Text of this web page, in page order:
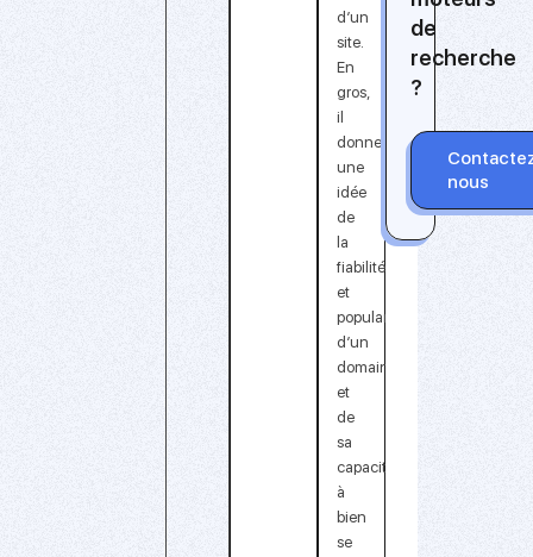
d’un
site.
En
gros,
il
donne
une
idée
de
la
fiabilité
et
popularité
d’un
domaine
et
de
sa
capacité
à
bien
se
de
recherche
?
nous